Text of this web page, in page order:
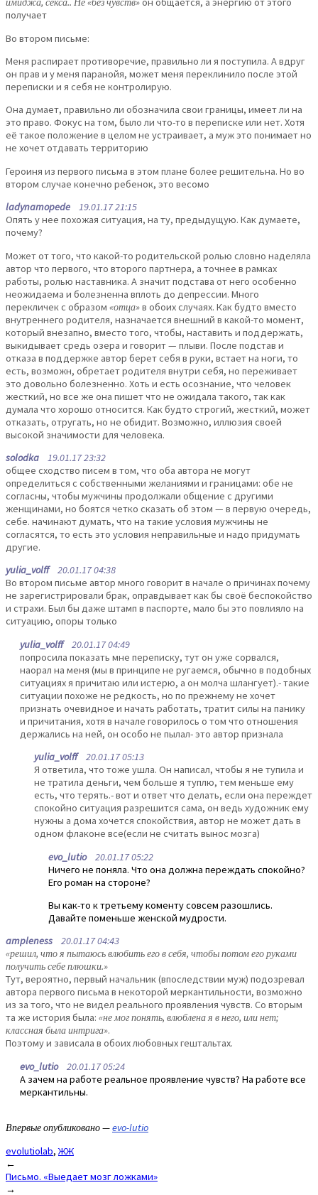
получает
Во втором письме:
Меня распирает противоречие, правильно ли я поступила. А вдруг
он прав и у меня паранойя, может меня переклинило после этой
переписки и я себя не контролирую.
Она думает, правильно ли обозначила свои границы, имеет ли на
это право. Фокус на том, было ли что-то в переписке или нет. Хотя
её такое положение в целом не устраивает, а муж это понимает но
не хочет отдавать территорию
Героиня из первого письма в этом плане более решительна. Но во
втором случае конечно ребенок, это весомо
ladynamopede 19.01.17 21:15
Опять у нее похожая ситуация, на ту, предыдущую. Как думаете,
почему?
Может от того, что какой-то родительской ролью словно наделяла
автор что первого, что второго партнера, а точнее в рамках
работы, ролью наставника. А значит подстава от него особенно
неожидаема и болезненна вплоть до депрессии. Много
перекличек с образом «отца»в обоих случаях. Как будто вместо
внутреннего родителя, назначается внешний в какой-то момент,
который внезапно, вместо того, чтобы, наставить и поддержать,
выкидывает средь озера и говорит — плыви. После подстав и
отказа в поддержке автор берет себя в руки, встает на ноги, то
есть, возможн, обретает родителя внутри себя, но переживает
это довольно болезненно. Хоть и есть осознание, что человек
жесткий, но все же она пишет что не ожидала такого, так как
думала что хорошо относится. Как будто строгий, жесткий, может
отказать, отругать, но не обидит. Возможно, иллюзия своей
высокой значимости для человека.
solodka 19.01.17 23:32
общее сходство писем в том, что оба автора не могут
определиться с собственными желаниями и границами: обе не
согласны, чтобы мужчины продолжали общение с другими
женщинами, но боятся четко сказать об этом — в первую очередь,
себе. начинают думать, что на такие условия мужчины не
согласятся, то есть это условия неправильные и надо придумать
другие.
yulia_volff20.01.17 04:38
Во втором письме автор много говорит в начале о причинах почему
не зарегистрировали брак, оправдывает как бы своё беспокойство
и страхи. Был бы даже штамп в паспорте, мало бы это повлияло на
ситуацию, опоры только
yulia_volff20.01.17 04:49
попросила показать мне переписку, тут он уже сорвался,
наорал на меня (мы в принципе не ругаемся, обычно в подобных
ситуациях я причитаю или истерю, а он молча шлангует).- такие
ситуации похоже не редкость, но по прежнему не хочет
признать очевидное и начать работать, тратит силы на панику
и причитания, хотя в начале говорилось о том что отношения
держались на ней, он особо не пылал- это автор признала
yulia_volff20.01.17 05:13
Я ответила, что тоже ушла. Он написал, чтобы я не тупила и
не тратила деньги, чем больше я туплю, тем меньше ему
есть, что терять.- вот и ответ что делать, если она переждет
спокойно ситуация разрешится сама, он ведь художник ему
нужны а дома хочется спокойствия, автор не может дать в
одном флаконе все(если не считать вынос мозга)
evo_lutio20.01.17 05:22
Ничего не поняла. Что она должна переждать спокойно?
Его роман на стороне?
Вы как-то к третьему коменту совсем разошлись.
Давайте поменьше женской мудрости.
ampleness 20.01.17 04:43
«решил, что я пытаюсь влюбить его в себя, чтобы потом его руками
получить себе плюшки.»
Тут, вероятно, первый начальник (впоследствии муж) подозревал
автора первого письма в некоторой меркантильности, возможно
из за того, что не видел реального проявления чувств. Со вторым
та же история была: «не мог понять, влюблена я в него, или нет;
классная была интрига».
Поэтому и зависала в обоих любовных гештальтах.
evo_lutio20.01.17 05:24
А зачем на работе реальное проявление чувств? На работе все
меркантильны.
Впервые опубликовано —evo-lutio
evolutiolab,ЖЖ
Post
navigation
←
Письмо. «Выедает мозг ложками»
→